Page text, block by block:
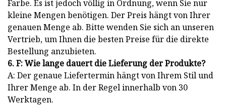
Farbe. Es ist jedoch völlig in Ordnung, wenn Sie nur
kleine Mengen benötigen. Der Preis hängt von Ihrer
genauen Menge ab. Bitte wenden Sie sich an unseren
Vertrieb, um Ihnen die besten Preise für die direkte
Bestellung anzubieten.
6. F: Wie lange dauert die Lieferung der Produkte?
A: Der genaue Liefertermin hängt von Ihrem Stil und
Ihrer Menge ab. In der Regel innerhalb von 30
Werktagen.